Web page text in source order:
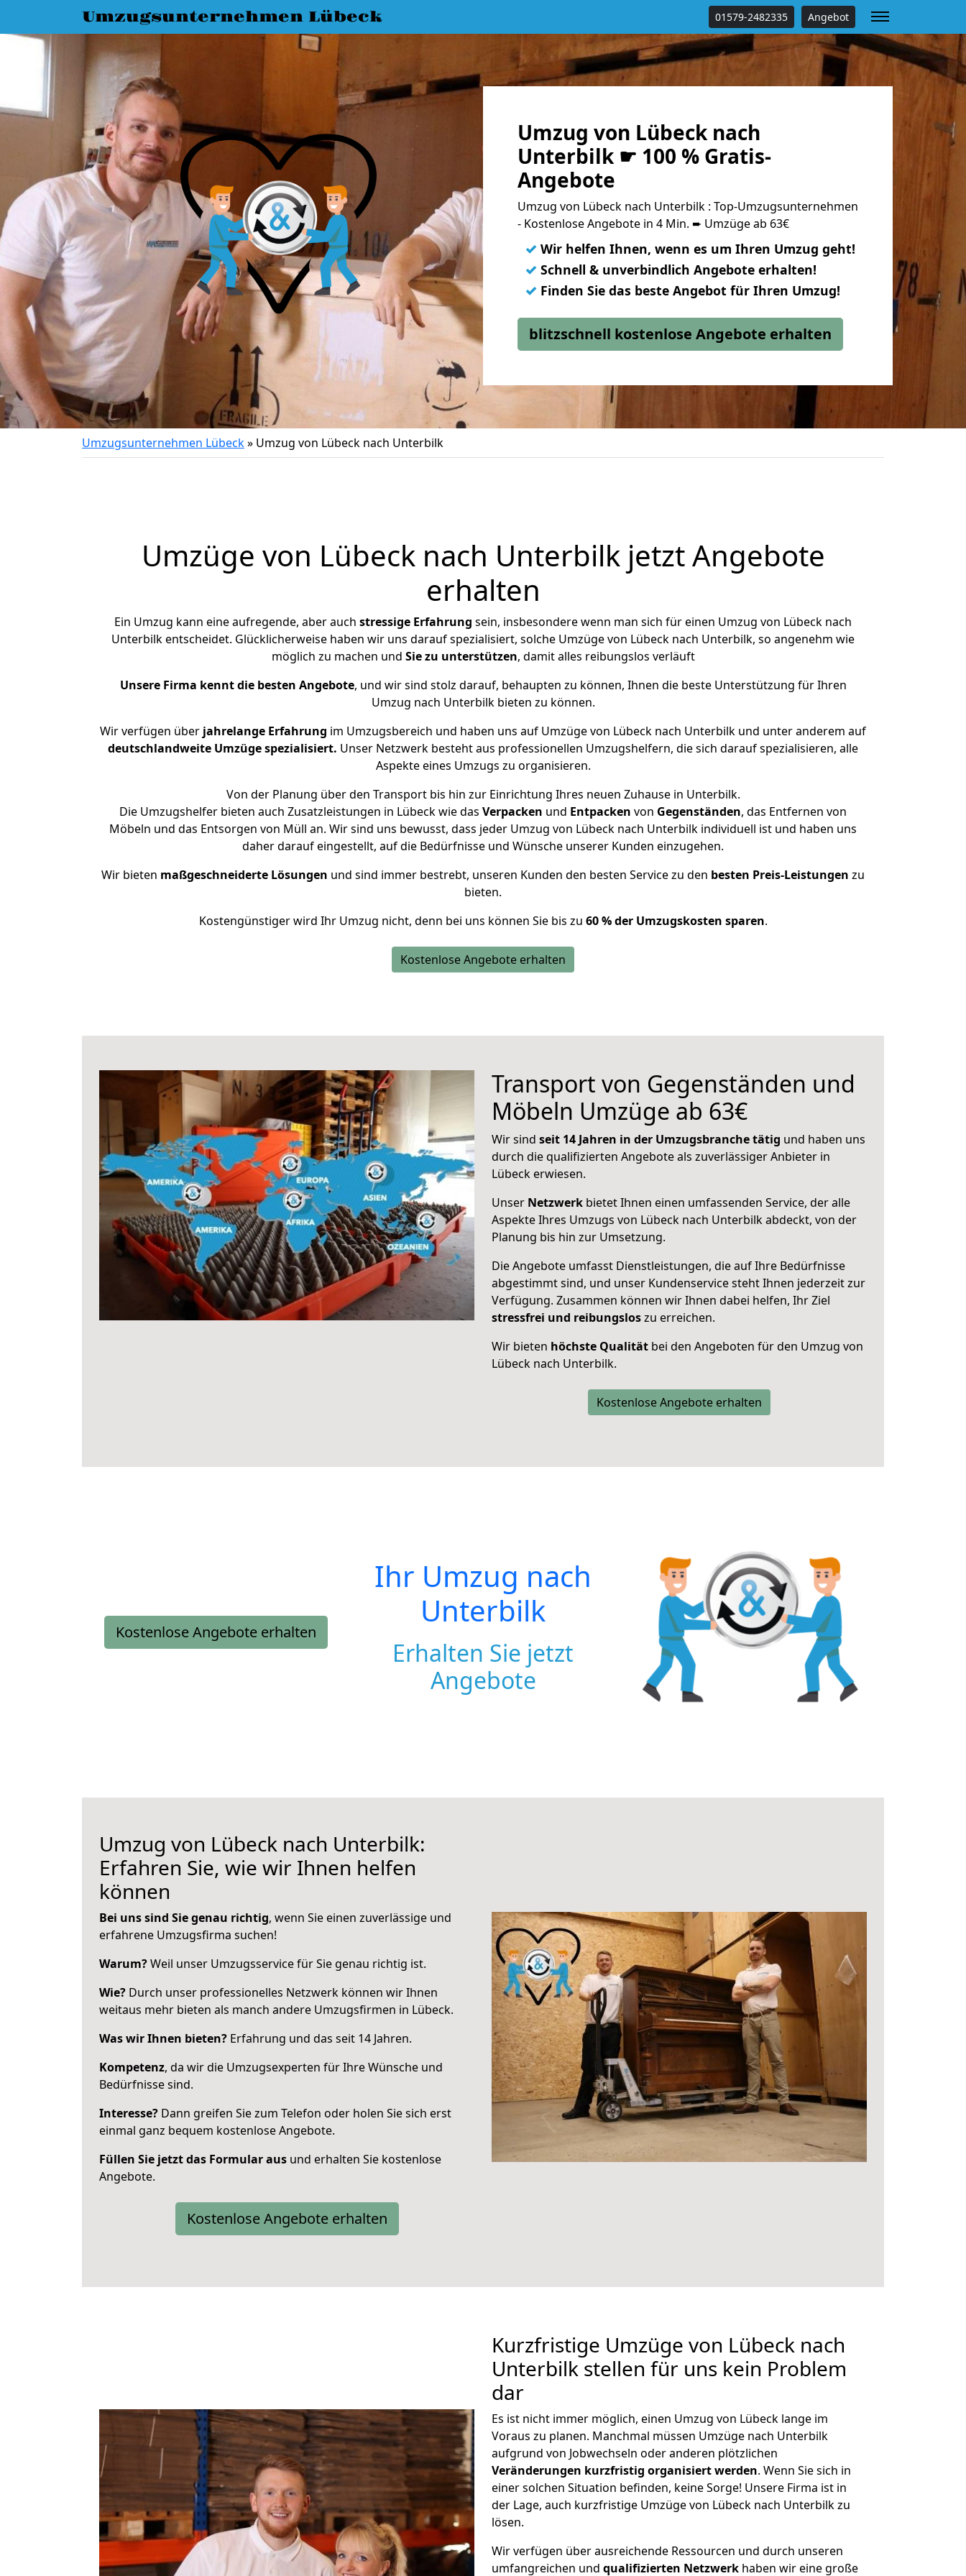
Umzugsunternehmen Lübeck 01579-2482335 Angebot
Umzug von Lübeck nach
Unterbilk ☛ 100 % Gratis-
Angebote
Umzug von Lübeck nach Unterbilk : Top-Umzugsunternehmen
- Kostenlose Angebote in 4 Min. ➨ Umzüge ab 63€
✓ Wir helfen Ihnen, wenn es um Ihren Umzug geht!
✓ Schnell & unverbindlich Angebote erhalten!
✓ Finden Sie das beste Angebot für Ihren Umzug!
blitzschnell kostenlose Angebote erhalten
Umzugsunternehmen Lübeck» Umzug von Lübeck nach Unterbilk
Umzüge von Lübeck nach Unterbilk jetzt Angebote
erhalten
Ein Umzug kann eine aufregende, aber auch stressige Erfahrung sein, insbesondere wenn man sich für einen Umzug von Lübeck nach
Unterbilk entscheidet. Glücklicherweise haben wir uns darauf spezialisiert, solche Umzüge von Lübeck nach Unterbilk, so angenehm wie
möglich zu machen und Sie zu unterstützen, damit alles reibungslos verläuft
Unsere Firma kennt die besten Angebote, und wir sind stolz darauf, behaupten zu können, Ihnen die beste Unterstützung für Ihren
Umzug nach Unterbilk bieten zu können.
Wir verfügen über jahrelange Erfahrung im Umzugsbereich und haben uns auf Umzüge von Lübeck nach Unterbilk und unter anderem auf
deutschlandweite Umzüge spezialisiert. Unser Netzwerk besteht aus professionellen Umzugshelfern, die sich darauf spezialisieren, alle
Aspekte eines Umzugs zu organisieren.
Von der Planung über den Transport bis hin zur Einrichtung Ihres neuen Zuhause in Unterbilk.
Die Umzugshelfer bieten auch Zusatzleistungen in Lübeck wie das Verpacken und Entpacken von Gegenständen, das Entfernen von
Möbeln und das Entsorgen von Müll an. Wir sind uns bewusst, dass jeder Umzug von Lübeck nach Unterbilk individuell ist und haben uns
daher darauf eingestellt, auf die Bedürfnisse und Wünsche unserer Kunden einzugehen.
Wir bieten maßgeschneiderte Lösungen und sind immer bestrebt, unseren Kunden den besten Service zu den besten Preis-Leistungen zu
bieten.
Kostengünstiger wird Ihr Umzug nicht, denn bei uns können Sie bis zu 60 % der Umzugskosten sparen.
Kostenlose Angebote erhalten
Transport von Gegenständen und
Möbeln Umzüge ab 63€
Wir sind seit 14 Jahren in der Umzugsbranche tätig und haben uns
durch die qualifizierten Angebote als zuverlässiger Anbieter in
Lübeck erwiesen.
Unser Netzwerk bietet Ihnen einen umfassenden Service, der alle
Aspekte Ihres Umzugs von Lübeck nach Unterbilk abdeckt, von der
Planung bis hin zur Umsetzung.
Die Angebote umfasst Dienstleistungen, die auf Ihre Bedürfnisse
abgestimmt sind, und unser Kundenservice steht Ihnen jederzeit zur
Verfügung. Zusammen können wir Ihnen dabei helfen, Ihr Ziel
stressfrei und reibungsloszu erreichen.
Wir bieten höchste Qualität bei den Angeboten für den Umzug von
Lübeck nach Unterbilk.
Kostenlose Angebote erhalten
Kostenlose Angebote erhalten
Ihr Umzug nach
Unterbilk
Erhalten Sie jetzt
Angebote
Umzug von Lübeck nach Unterbilk:
Erfahren Sie, wie wir Ihnen helfen
können
Bei uns sind Sie genau richtig, wenn Sie einen zuverlässige und
erfahrene Umzugsfirma suchen!
Warum?Weil unser Umzugsservice für Sie genau richtig ist.
Wie? Durch unser professionelles Netzwerk können wir Ihnen
weitaus mehr bieten als manch andere Umzugsfirmen in Lübeck.
Was wir Ihnen bieten? Erfahrung und das seit 14 Jahren.
Kompetenz, da wir die Umzugsexperten für Ihre Wünsche und
Bedürfnisse sind.
Interesse? Dann greifen Sie zum Telefon oder holen Sie sich erst
einmal ganz bequem kostenlose Angebote.
Füllen Sie jetzt das Formular aus und erhalten Sie kostenlose
Angebote.
Kostenlose Angebote erhalten
Kurzfristige Umzüge von Lübeck nach
Unterbilk stellen für uns kein Problem
dar
Es ist nicht immer möglich, einen Umzug von Lübeck lange im
Voraus zu planen. Manchmal müssen Umzüge nach Unterbilk
aufgrund von Jobwechseln oder anderen plötzlichen
Veränderungen kurzfristig organisiert werden. Wenn Sie sich in
einer solchen Situation befinden, keine Sorge! Unsere Firma ist in
der Lage, auch kurzfristige Umzüge von Lübeck nach Unterbilk zu
lösen.
Wir verfügen über ausreichende Ressourcen und durch unseren
umfangreichen und qualifizierten Netzwerk haben wir eine große